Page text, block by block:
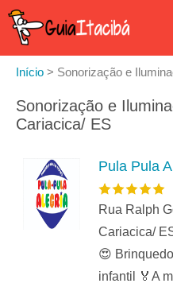
Início > Sonorização e
Sonorização e
Cariacica/ ES
Pula Pula
Rua Ralph
Cariacica/
😍
infantil 🏅A